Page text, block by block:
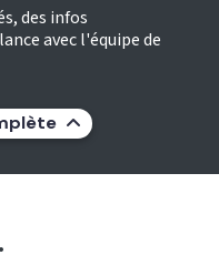
des infos
avec l'équipe de